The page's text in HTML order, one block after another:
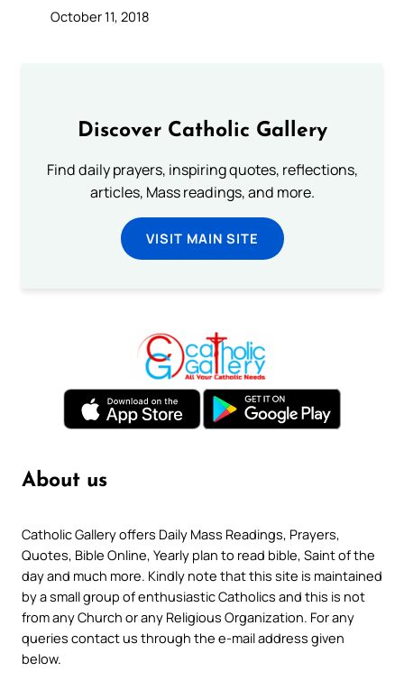
October 11, 2018
Discover Catholic Gallery
Find daily prayers, inspiring quotes, reflections,
articles, Mass readings, and more.
VISIT MAIN SITE
About us
Catholic Gallery offers Daily Mass Readings, Prayers,
Quotes, Bible Online, Yearly plan to read bible, Saint of the
day and much more. Kindly note that this site is maintained
by a small group of enthusiastic Catholics and this is not
from any Church or any Religious Organization. For any
queries contact us through the e-mail address given
below.